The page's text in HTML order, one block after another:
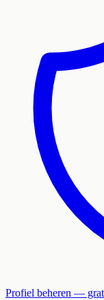
Profiel beheren —